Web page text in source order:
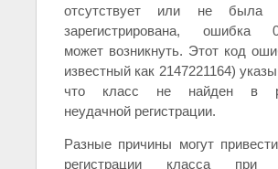
отсутствует или не была
зарегистрирована, ошибка
может возникнуть. Этот код
известный как 2147221164)
что класс не найден в
неудачной регистрации.
Разные причины могут
регистрации класса при